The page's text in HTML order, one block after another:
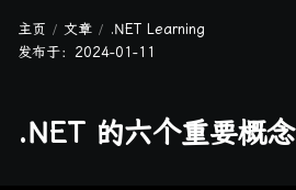
主页 文章
.NET Learning
发布于： 2024-01-11
.NET 的六个重要概念